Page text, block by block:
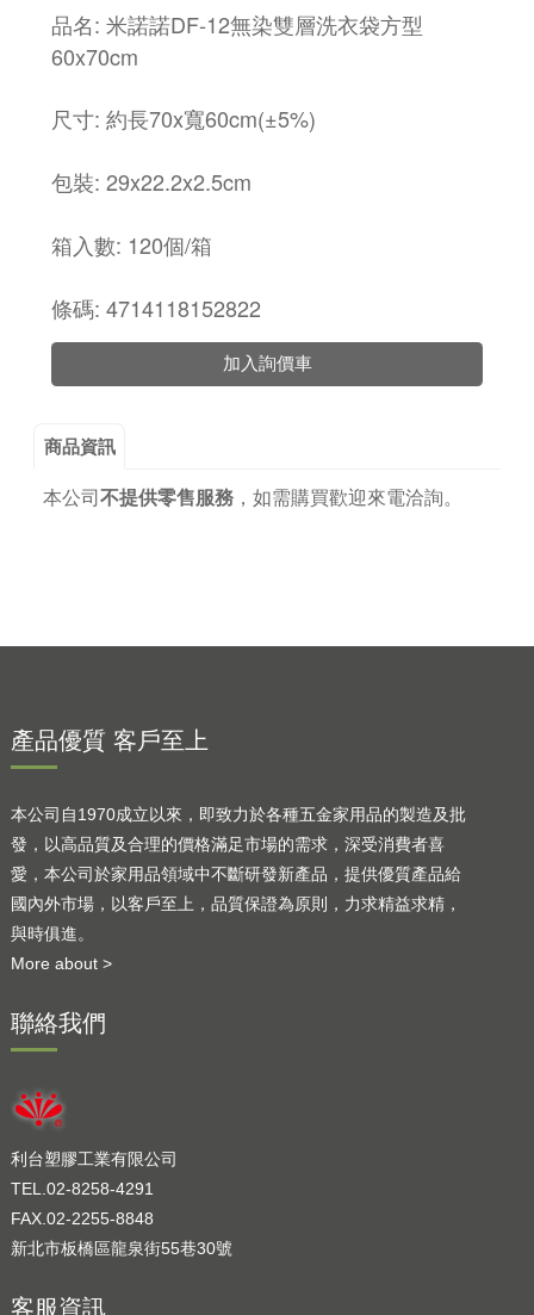
品名: 米諾諾DF-12無染雙層洗衣袋方型
60x70cm
尺寸: 約長70x寬60cm(±5%)
包裝: 29x22.2x2.5cm
箱入數: 120個/箱
條碼: 4714118152822
加入詢價車
商品資訊
本公司 不提供零售服務， 如需購買歡迎來電洽詢。
產品優質 客戶至上
本公司自1970成立以來，即致力於各種五金家用品的製造及批
發，以高品質及合理的價格滿足市場的需求，深受消費者喜
愛，本公司於家用品領域中不斷研發新產品，提供優質產品給
國內外市場，以客戶至上，品質保證為原則，力求精益求精，
與時俱進。
More about >
聯絡我們
利台塑膠工業有限公司
TEL.02-8258-4291
FAX.02-2255-8848
新北市板橋區龍泉街55巷30號
客服資訊